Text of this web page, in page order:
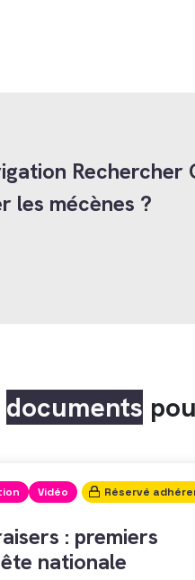
les mécènes ?
documents
Vidéo Réservé
: premiers
nationale